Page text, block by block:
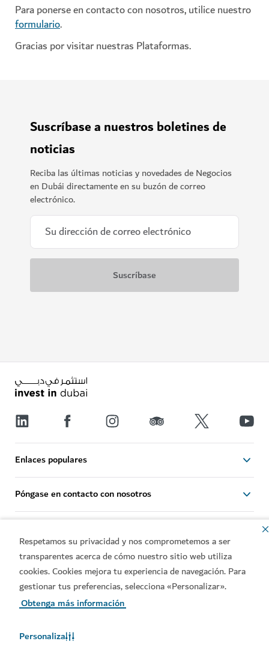
Respetamos su privacidad y nos comprometemos a ser
transparentes acerca de cómo nuestro sitio web utiliza
cookies. Cookies mejora tu experiencia de navegación. Para
gestionar tus preferencias, selecciona «Personalizar».
Obtenga más información
Personaliza
Para ponerse en contacto con nosotros, utilice nuestro
formulario.
Gracias por visitar nuestras Plataformas.
Suscríbase a nuestros boletines de
noticias
Reciba las últimas noticias y novedades de Negocios
en Dubái directamente en su buzón de correo
electrónico.
Enlaces populares
Póngase en contacto con nosotros
Condiciones de uso
Política de privacidad
Notificación de cookies
Derechos de autor © 2026. El mantenimiento de esta página
de Dubái.